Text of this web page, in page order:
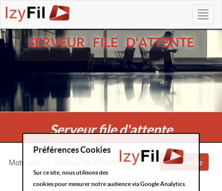
SERVEUR FILE D'ATTENTE
Serveur file d'attente
Mots clés Recherche
Préférences Cookies
Sur ce site, nous utilisons des
cookies pour mesurer notre audience via Google Analytics.